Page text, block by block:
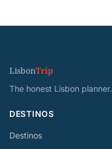
LisbonTrip
The honest Lisbon planner.
DESTINOS
Destinos